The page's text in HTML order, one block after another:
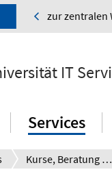
zur zentralen
IT
Services
Kurse, Beratung und Support